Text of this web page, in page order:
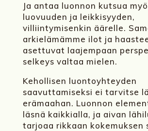
Ja antaa luonnon kutsua
luovuuden ja leikkisyyden,
villiintymisenkin äärelle.
arkielämämme ilot ja
asettuvat laajempaan
selkeys valtaa mielen.
Kehollisen luontoyhteyden
saavuttamiseksi ei tarvitse
erämaahan. Luonnon
läsnä kaikkialla, ja aivan
tarjoaa rikkaan kokemuksen